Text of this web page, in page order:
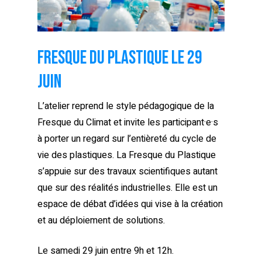
Fresque du plastique le 29
juin
L’atelier reprend le style pédagogique de la
Fresque du Climat et invite les participant·e·s
à porter un regard sur l’entièreté du cycle de
vie des plastiques. La Fresque du Plastique
s’appuie sur des travaux scientifiques autant
que sur des réalités industrielles. Elle est un
espace de débat d’idées qui vise à la création
et au déploiement de solutions.
Le samedi 29 juin entre 9h et 12h.